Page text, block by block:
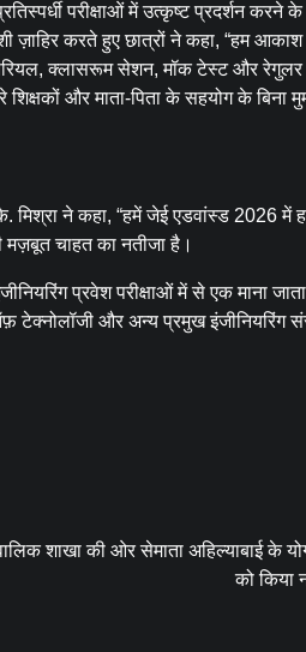
परीक्षाओं में उत्कृष्ट प्रदर्शन करने के
ज़ाहिर करते हुए छात्रों ने कहा, “हम
क्लासरूम सेशन, मॉक टेस्ट और रेगुलर
और माता-पिता के सहयोग के बिना
ने कहा, “हमें जेई एडवांस्ड 2026 में
मज़बूत चाहत का नतीजा है।
प्रवेश परीक्षाओं में से एक माना
टेक्नोलॉजी और अन्य प्रमुख इंजीनियरिंग
शाखा की ओर सेमाता अहिल्याबाई के
को किया